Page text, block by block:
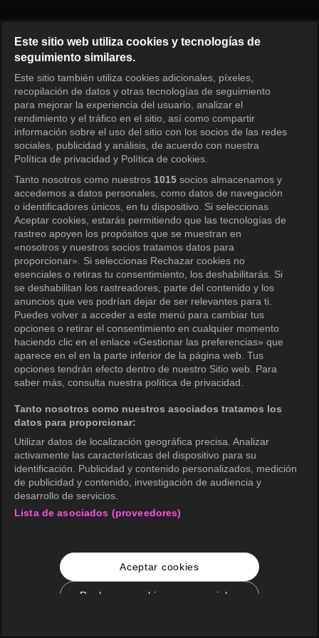
Iniciar sesión
Este sitio web utiliza cookies y tecnologías de
seguimiento similares.
Este sitio también utiliza cookies adicionales, píxeles,
recopilación de datos y otras tecnologías de seguimiento
para mejorar la experiencia del usuario, analizar el
rendimiento y el tráfico en el sitio, así como compartir
información sobre el uso del sitio con los socios de las redes
sociales, publicidad y análisis, de acuerdo con nuestra
Política de privacidad y Política de cookies.
Tanto nosotros como nuestros 1015 socios almacenamos y
accedemos a datos personales, como datos de navegación
o identificadores únicos, en tu dispositivo. Si seleccionas
Aceptar cookies, estarás permitiendo que las tecnologías de
rastreo apoyen los propósitos que se muestran en
«nosotros y nuestros socios tratamos datos para
proporcionar». Si seleccionas Rechazar cookies no
esenciales o retiras tu consentimiento, los deshabilitarás. Si
se deshabilitan los rastreadores, parte del contenido y los
anuncios que ves podrían dejar de ser relevantes para ti.
Puedes volver a acceder a este menú para cambiar tus
opciones o retirar el consentimiento en cualquier momento
haciendo clic en el enlace «Gestionar las preferencias» que
aparece en el en la parte inferior de la página web. Tus
opciones tendrán efecto dentro de nuestro Sitio web. Para
saber más, consulta nuestra política de privacidad.
Tanto nosotros como nuestros asociados tratamos los
datos para proporcionar:
Utilizar datos de localización geográfica precisa. Analizar
activamente las características del dispositivo para su
identificación. Publicidad y contenido personalizados, medición
de publicidad y contenido, investigación de audiencia y
desarrollo de servicios.
Lista de asociados (proveedores)
Aceptar cookies
Rechazar cookies no esenciales